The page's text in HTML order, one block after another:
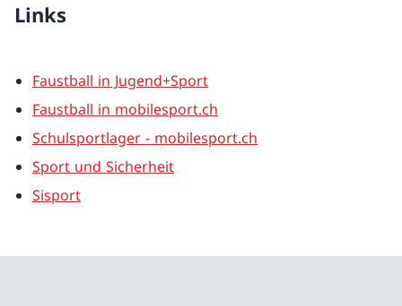
Links
Faustball in Jugend+Sport
Faustball in mobilesport.ch
Schulsportlager - mobilesport.ch
Sport und Sicherheit
Sisport